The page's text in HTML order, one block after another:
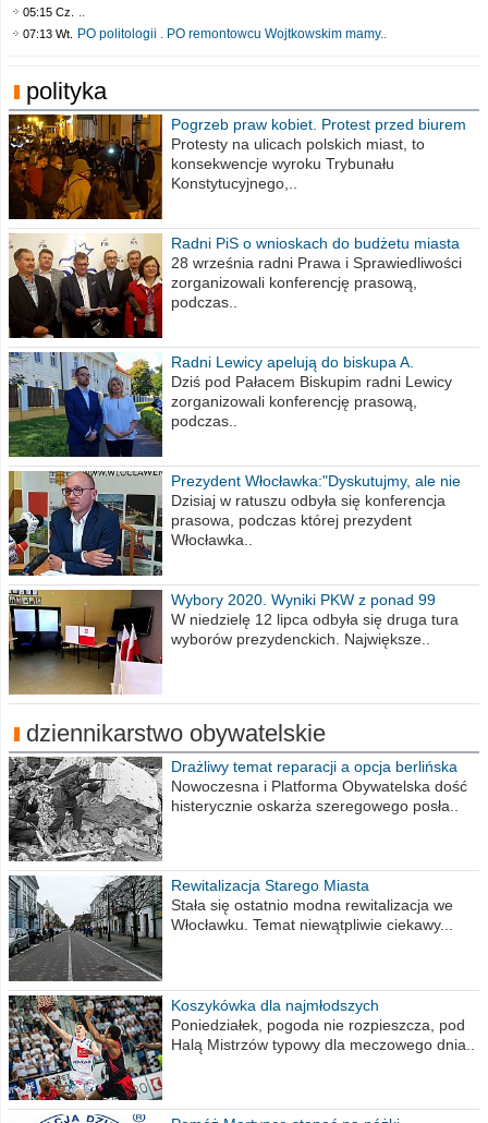
05:15 Cz. ..
07:13 Wt. PO politologii . PO remontowcu Wojtkowskim mamy..
polityka
Pogrzeb praw kobiet. Protest przed biurem
poselskim PiS
Protesty na ulicach polskich miast, to
konsekwencje wyroku Trybunału
Konstytucyjnego,..
Radni PiS o wnioskach do budżetu miasta
na 2021 rok
28 września radni Prawa i Sprawiedliwości
zorganizowali konferencję prasową,
podczas..
Radni Lewicy apelują do biskupa A.
Wiesława Meringa
Dziś pod Pałacem Biskupim radni Lewicy
zorganizowali konferencję prasową,
podczas..
Prezydent Włocławka:"Dyskutujmy, ale nie
obrażajmy się”
Dzisiaj w ratuszu odbyła się konferencja
prasowa, podczas której prezydent
Włocławka..
Wybory 2020. Wyniki PKW z ponad 99
procent obwodów
W niedzielę 12 lipca odbyła się druga tura
wyborów prezydenckich. Największe..
dziennikarstwo obywatelskie
Drażliwy temat reparacji a opcja berlińska
Nowoczesna i Platforma Obywatelska dość
histerycznie oskarża szeregowego posła..
Rewitalizacja Starego Miasta
Stała się ostatnio modna rewitalizacja we
Włocławku. Temat niewątpliwie ciekawy...
Koszykówka dla najmłodszych
Poniedziałek, pogoda nie rozpieszcza, pod
Halą Mistrzów typowy dla meczowego dnia..